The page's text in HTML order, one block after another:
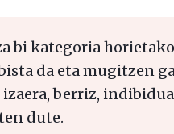
bi kategoria
da eta mugitzen
berriz,
dute.